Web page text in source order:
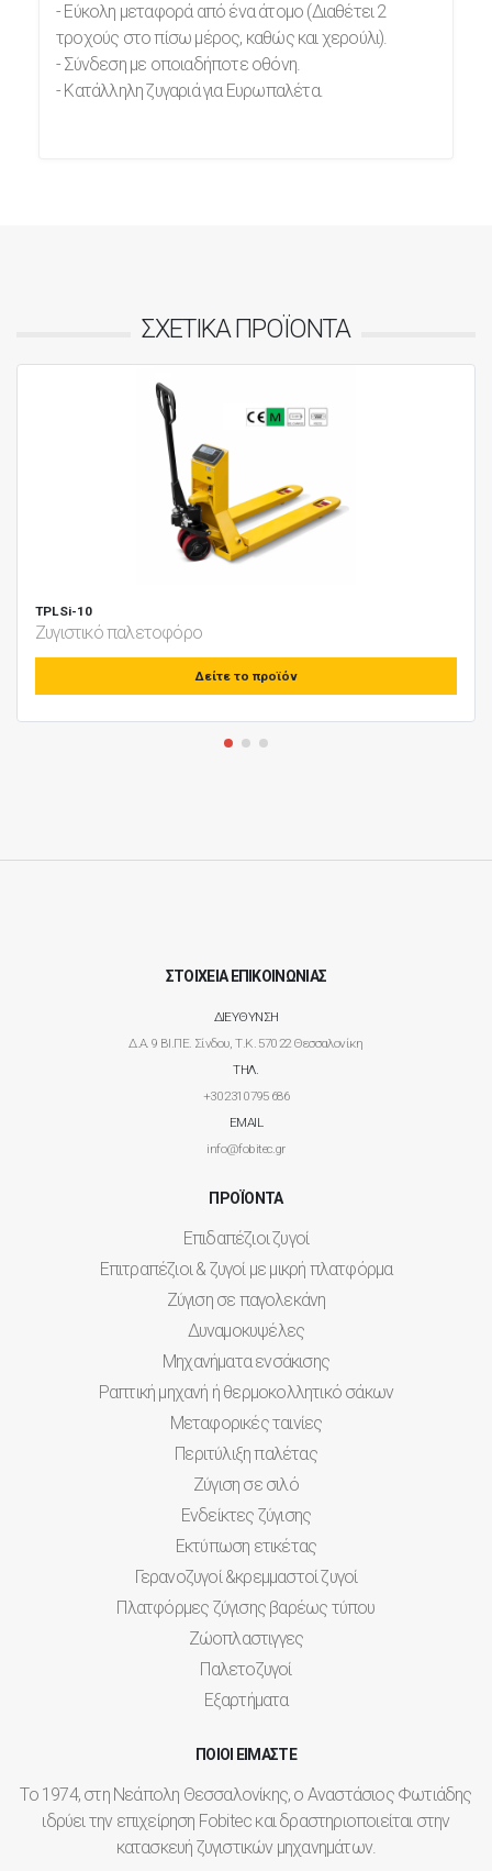
- Εύκολη μεταφορά από ένα άτομο (Διαθέτει 2
τροχούς στο πίσω μέρος, καθώς και χερούλι).
- Σύνδεση με οποιαδήποτε οθόνη.
- Κατάλληλη ζυγαριά για Ευρωπαλέτα.
ΣΧΕΤΙΚΑ ΠΡΟΪΟΝΤΑ
TPLSi-10
Ζυγιστικό παλετοφόρο
Δείτε το προϊόν
testFalse
ΣΤΟΙΧΕΙΑ ΕΠΙΚΟΙΝΩΝΙΑΣ
ΔΙΕΥΘΥΝΣΗ
Δ.Α. 9 ΒΙ.ΠΕ. Σίνδου, Τ.Κ. 570 22 Θεσσαλονίκη
ΤΗΛ.
+30 2310 795 686
EMAIL
info@fobitec.gr
ΠΡΟΪΟΝΤΑ
Επιδαπέζιοι ζυγοί
Επιτραπέζιοι & ζυγοί με μικρή πλατφόρμα
Ζύγιση σε παγολεκάνη
Δυναμοκυψέλες
Μηχανήματα ενσάκισης
Ραπτική μηχανή ή θερμοκολλητικό σάκων
Μεταφορικές ταινίες
Περιτύλιξη παλέτας
Ζύγιση σε σιλό
Ενδείκτες ζύγισης
Εκτύπωση ετικέτας
Γερανοζυγοί &κρεμμαστοί ζυγοί
Πλατφόρμες ζύγισης βαρέως τύπου
Ζώοπλαστιγγες
Παλετοζυγοί
Εξαρτήματα
ΠΟΙΟΙ ΕΙΜΑΣΤΕ
Το 1974, στη Νεάπολη Θεσσαλονίκης, ο Αναστάσιος Φωτιάδης
ιδρύει την επιχείρηση Fobitec και δραστηριοποιείται στην
κατασκευή ζυγιστικών μηχανημάτων.